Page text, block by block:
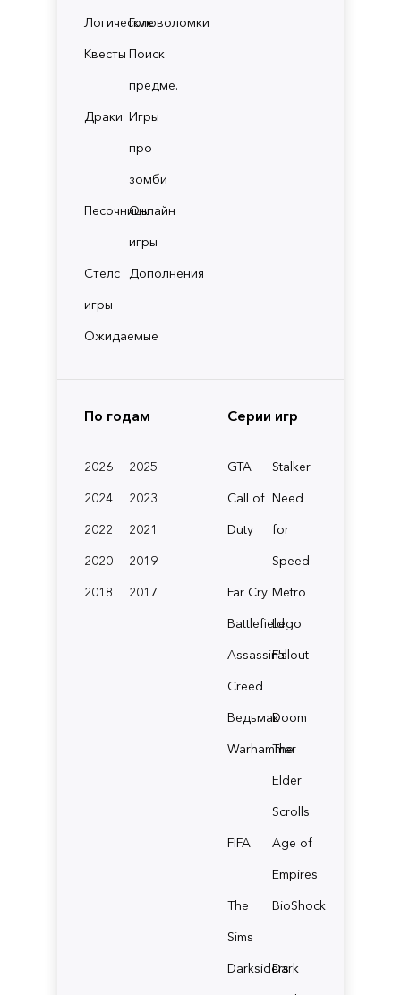
ЛогическиеГоловоломки
Квесты Поиск
предме.
Драки Игры
про
зомби
ПесочницыОнлайн
игры
Стелс
игры
Дополнения
Ожидаемые
По годам
2026
2025
2024
2023
2022
2021
2020
2019
2018
2017
Серии игр
GTA
Stalker
Call of
Duty
Need
for
Speed
Far Cry Metro
BattlefieldLego
Assassin's
Creed
Fallout
ВедьмакDoom
Warhammer
The
Elder
Scrolls
FIFA
Age of
Empires
The
Sims
BioShock
Darksiders
Dark